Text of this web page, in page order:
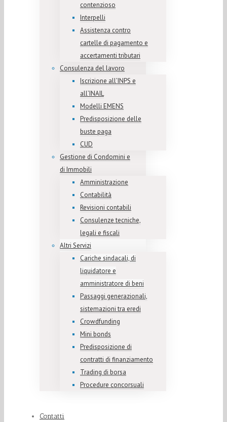
contenzioso
Interpelli
Assistenza contro
cartelle di pagamento e
accertamenti tributari
Consulenza del lavoro
Iscrizione all’INPS e
all’INAIL
Modelli EMENS
Predisposizione delle
buste paga
CUD
Gestione di Condomini e
di Immobili
Amministrazione
Contabilità
Revisioni contabili
Consulenze tecniche,
legali e fiscali
Altri Servizi
Cariche sindacali, di
liquidatore e
amministratore di beni
Passaggi generazionali,
sistemazioni tra eredi
Crowdfunding
Mini bonds
Predisposizione di
contratti di finanziamento
Trading di borsa
Procedure concorsuali
Contatti